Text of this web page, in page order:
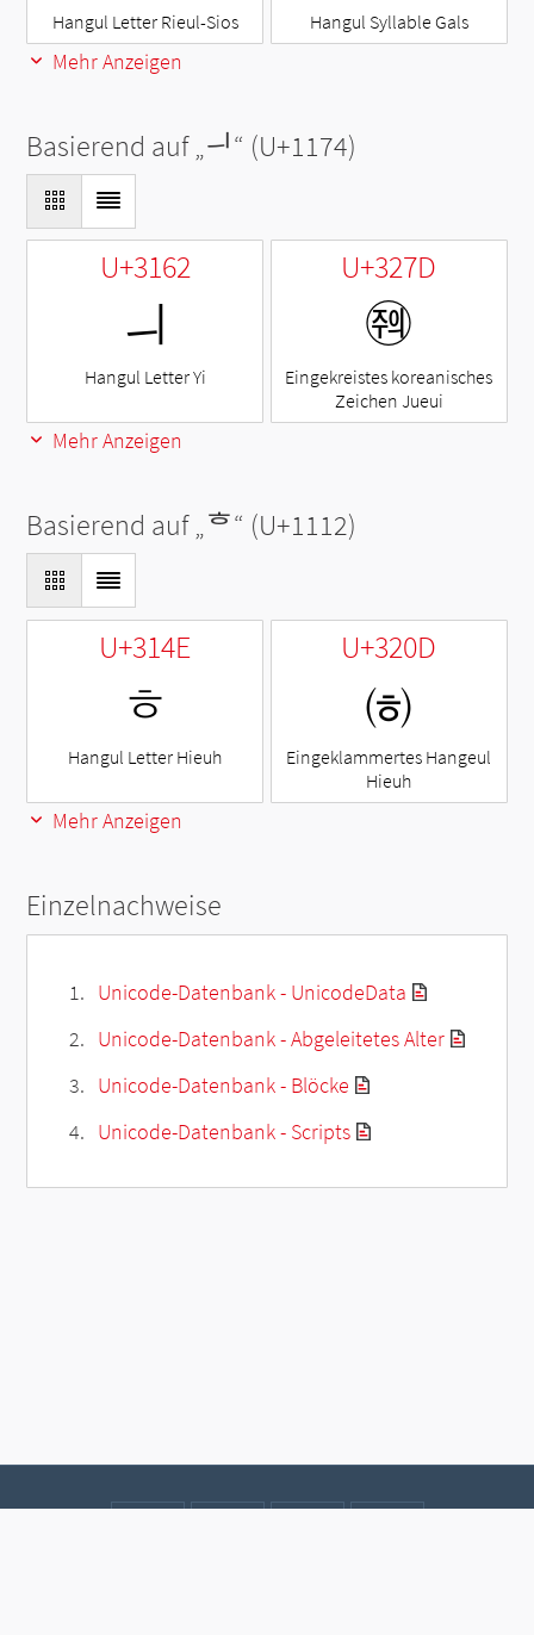
Hangul Letter Rieul-Sios Hangul Syllable Gals
Mehr Anzeigen
Basierend auf „ᅴ“ (U+1174)
U+3162
ㅢ
Hangul Letter Yi
U+327D
㉽
Eingekreistes koreanisches
Zeichen Jueui
Mehr Anzeigen
Basierend auf „ᄒ“ (U+1112)
U+314E
ㅎ
Hangul Letter Hieuh
U+320D
㈍
Eingeklammertes Hangeul
Hieuh
Mehr Anzeigen
Einzelnachweise
Unicode-Datenbank - UnicodeData
Unicode-Datenbank - Abgeleitetes Alter
Unicode-Datenbank - Blöcke
Unicode-Datenbank - Scripts